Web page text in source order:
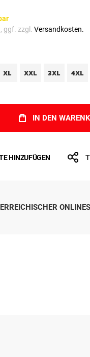
ggf. zzgl. Versandkosten.
XL XXL 3XL 4XL
IN DEN
HINZUFÜGEN